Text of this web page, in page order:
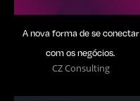
A nova forma de se conectar
com os negócios.
CZ Consulting